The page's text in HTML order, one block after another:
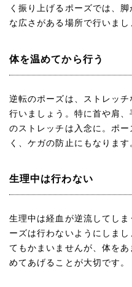
く振り上げるポーズでは、
な広さがある場所で行いまし
体を温めてから行う
逆転のポーズは、ストレッ
行いましょう。特に首や肩
のストレッチは入念に。ポ
く、ケガの防止にもなります
生理中は行わない
生理中は経血が逆流してし
ーズは行わないようにしま
てもかまいませんが、体を
めてあげることが大切です。